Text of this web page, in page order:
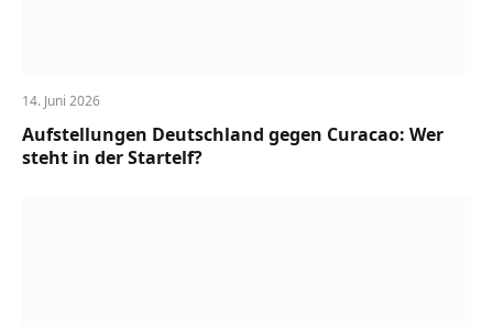
14. Juni 2026
Aufstellungen Deutschland gegen Curacao: Wer
steht in der Startelf?